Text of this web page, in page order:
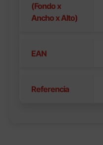
(Fondo x
Ancho x Alto)
EAN
Referencia